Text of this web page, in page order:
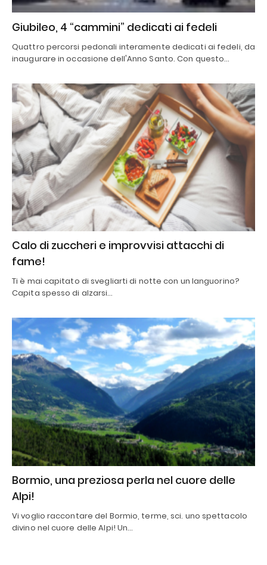
Giubileo, 4 “cammini” dedicati ai fedeli
Quattro percorsi pedonali interamente dedicati ai fedeli, da
inaugurare in occasione dell'Anno Santo. Con questo…
Calo di zuccheri e improvvisi attacchi di
fame!
Ti è mai capitato di svegliarti di notte con un languorino?
Capita spesso di alzarsi…
Bormio, una preziosa perla nel cuore delle
Alpi!
Vi voglio raccontare del Bormio, terme, sci. uno spettacolo
divino nel cuore delle Alpi! Un…